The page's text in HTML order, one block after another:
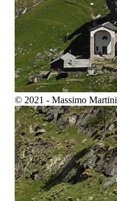
© 2021 - Massimo Martini